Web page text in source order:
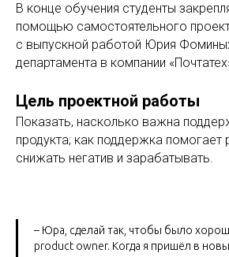
В конце обучения студенты
помощью самостоятельного
с выпускной работой Юрия
департамента в компании
Цель проектной работы
Показать, насколько важна
продукта; как поддержка помогает
снижать негатив и зарабатывать.
– Юра, сделай так, чтобы было
product owner. Когда я пришёл в